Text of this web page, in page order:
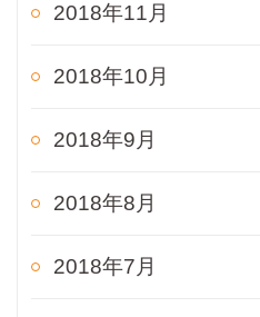
2018年11月
2018年10月
2018年9月
2018年8月
2018年7月